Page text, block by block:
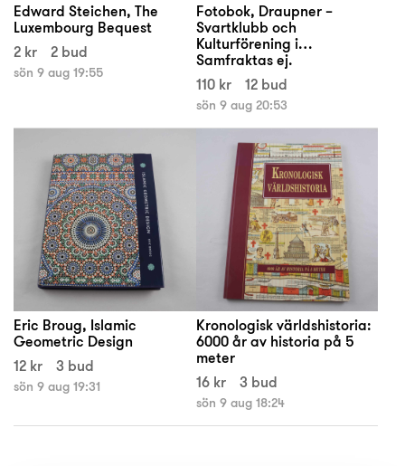
Edward Steichen, The
Luxembourg Bequest
2 kr
2 bud
sön 9 aug 19:55
Fotobok, Draupner –
Svartklubb och
Kulturförening i…
Samfraktas ej.
110 kr
12 bud
sön 9 aug 20:53
Eric Broug, Islamic
Geometric Design
12 kr
3 bud
sön 9 aug 19:31
Kronologisk världshistoria:
6000 år av historia på 5
meter
16 kr
3 bud
sön 9 aug 18:24